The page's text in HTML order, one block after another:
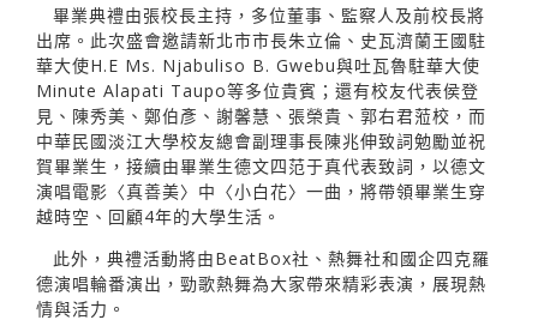
畢業典禮由張校長主持，多位董事、監察人及前校長將
出席。此次盛會邀請新北市市長朱立倫、史瓦濟蘭王國駐
華大使H.E Ms. Njabuliso B. Gwebu與吐瓦魯駐華大使
Minute Alapati Taupo等多位貴賓；還有校友代表侯登
見、陳秀美、鄭伯彥、謝馨慧、張榮貴、郭右君蒞校，而
中華民國淡江大學校友總會副理事長陳兆伸致詞勉勵並祝
賀畢業生，接續由畢業生德文四范于真代表致詞，以德文
演唱電影〈真善美〉中〈小白花〉一曲，將帶領畢業生穿
越時空、回顧4年的大學生活。
此外，典禮活動將由BeatBox社、熱舞社和國企四克羅
德演唱輪番演出，勁歌熱舞為大家帶來精彩表演，展現熱
情與活力。